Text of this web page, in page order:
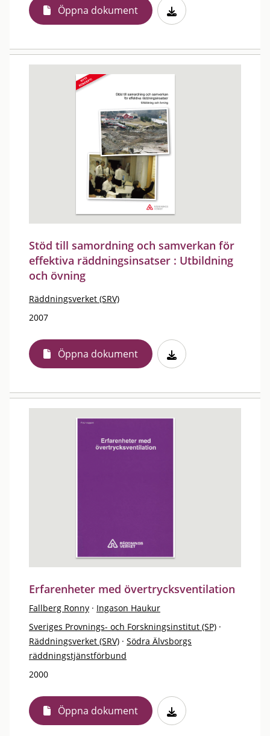
Öppna dokument
Stöd till samordning och samverkan för
effektiva räddningsinsatser : Utbildning
och övning
Räddningsverket (SRV)
2007
Öppna dokument
Erfarenheter med övertrycksventilation
Fallberg Ronny · Ingason Haukur
Sveriges Provnings- och Forskningsinstitut (SP) ·
Räddningsverket (SRV) · Södra Älvsborgs
räddningstjänstförbund
2000
Öppna dokument